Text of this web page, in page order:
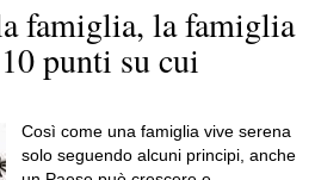
famiglia, la famiglia
punti su cui
Così come una famiglia vive serena
solo seguendo alcuni principi, anche